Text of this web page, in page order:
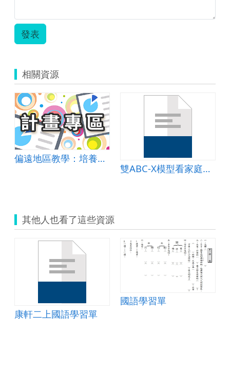
發表
相關資源
偏遠地區教學：培養道德實踐與公民意識素養
雙ABC-X模型看家庭危機教案
其他人也看了這些資源
康軒二上國語學習單
國語學習單